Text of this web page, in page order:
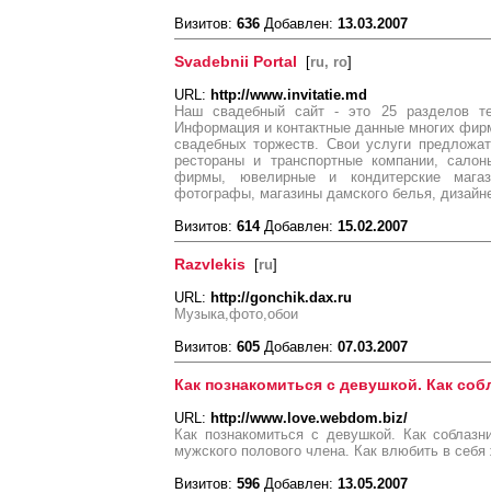
Визитов: 636 Добавлен: 13.03.2007
Svadebnii Portal [ru, ro]
URL: http://www.invitatie.md
Наш свадебный сайт - это 25 разделов
Информация и контактные данные многих
свадебных торжеств. Свои услуги
рестораны и транспортные компании,
фирмы, ювелирные и кондитерские
фотографы, магазины дамского белья,
Визитов: 614Добавлен: 15.02.2007
Razvlekis [ru]
URL: http://gonchik.dax.ru
Музыка,фото,обои
Визитов: 605 Добавлен: 07.03.2007
Как познакомиться с девушкой. Как
URL: http://www.love.webdom.biz/
Как познакомиться с девушкой. Как
мужского полового члена. Как влюбить в
Визитов: 596 Добавлен: 13.05.2007